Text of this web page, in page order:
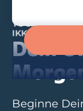
YOGA FÜR
IKK CLASSIC
Dein
Beginne